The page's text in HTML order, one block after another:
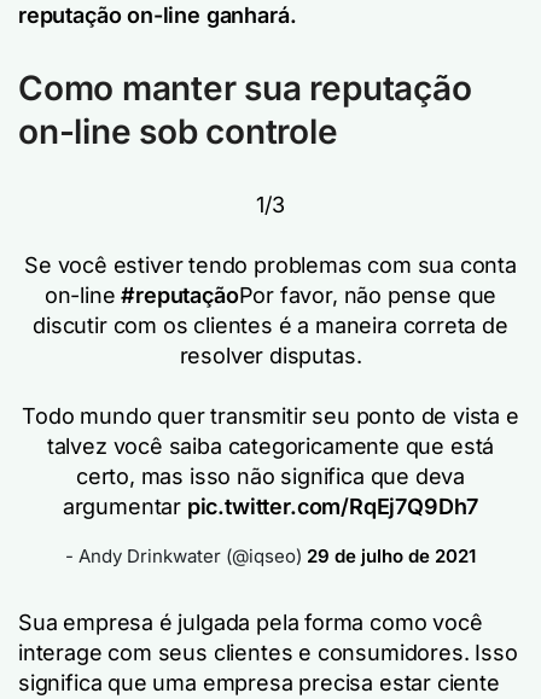
reputação on-line ganhará.
Como manter sua reputação
on-line sob controle
1/3
Se você estiver tendo problemas com sua conta
on-line#reputaçãoPor favor, não pense que
discutir com os clientes é a maneira correta de
resolver disputas.
Todo mundo quer transmitir seu ponto de vista e
talvez você saiba categoricamente que está
certo, mas isso não significa que deva
argumentar pic.twitter.com/RqEj7Q9Dh7
- Andy Drinkwater (@iqseo) 29 de julho de 2021
Sua empresa é julgada pela forma como você
interage com seus clientes e consumidores. Isso
significa que uma empresa precisa estar ciente